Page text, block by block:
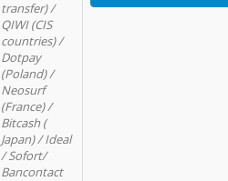
transfer) /
QIWI (CIS
countries) /
Dotpay
(Poland) /
Neosurf
(France) /
Bitcash (
Japan) / Ideal
/ Sofort/
Bancontact